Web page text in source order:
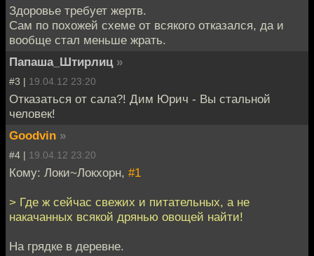
Здоровье требует жертв.
Сам по похожей схеме от всякого отказался, да и
вообще стал меньше жрать.
Папаша_Штирлиц »
#3 | 19.04.12 23:20
Отказаться от сала?! Дим Юрич - Вы стальной
человек!
Goodvin »
#4 | 19.04.12 23:20
Кому: Локи~Локхорн, #1
> Где ж сейчас свежих и питательных, а не
накачанных всякой дрянью овощей найти!
На грядке в деревне.